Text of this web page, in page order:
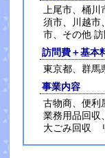
上尾市、桶川
須市、川越市
市、その他
訪問費＋基本
東京都、群馬
事業内容
古物商、便
業務用品回収
大ごみ回収